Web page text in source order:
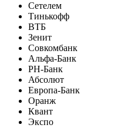
Сетелем
Тинькофф
ВТБ
Зенит
Совкомбанк
Альфа-Банк
РН-Банк
Абсолют
Европа-Банк
Оранж
Квант
Экспо